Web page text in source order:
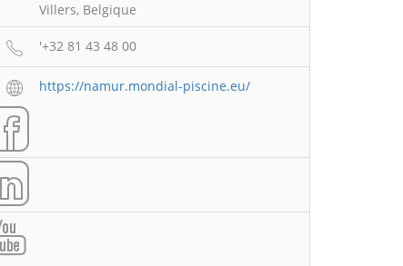
Villers, Belgique
'+32 81 43 48 00
https://namur.mondial-piscine.eu/